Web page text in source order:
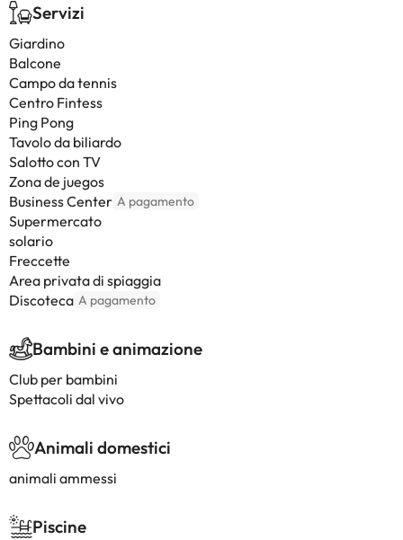
Servizi
Giardino
Balcone
Campo da tennis
Centro Fintess
Ping Pong
Tavolo da biliardo
Salotto con TV
Zona de juegos
Business Center A pagamento
Supermercato
solario
Freccette
Area privata di spiaggia
Discoteca A pagamento
Bambini e animazione
Club per bambini
Spettacoli dal vivo
Animali domestici
animali ammessi
Piscine